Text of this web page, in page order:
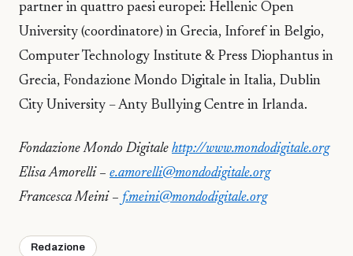
partner in quattro paesi europei: Hellenic Open
University (coordinatore) in Grecia, Inforef in Belgio,
Computer Technology Institute & Press Diophantus in
Grecia, Fondazione Mondo Digitale in Italia, Dublin
City University – Anty Bullying Centre in Irlanda.
Fondazione Mondo Digitale http://www.mondodigitale.org
Elisa Amorelli – e.amorelli@mondodigitale.org
Francesca Meini – f.meini@mondodigitale.org
Redazione